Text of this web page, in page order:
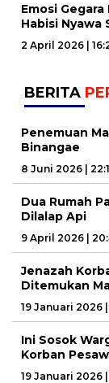
Emosi
Habisi Nyawa
2 April 2026 |
BERITA
Penemuan
Binangae
8 Juni 2026 |
Dua Rumah
Dilalap Api
9 April 2026 |
Jenazah
Ditemukan
19 Januari 2026 |
Ini Sosok
Korban
19 Januari 2026 |